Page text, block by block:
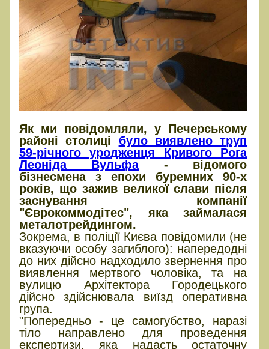
Як ми повідомляли, у Печерському
районі столиці було виявлено труп
59-річного уродженця Кривого Рога
Леоніда Вульфа- відомого
бізнесмена з епохи буремних 90-х
років, що зажив великої слави після
заснування компанії
"Єврокоммодітес", яка займалася
металотрейдингом.
Зокрема, в поліції Києва повідомили (не
вказуючи особу загиблого): напередодні
до них дійсно надходило звернення про
виявлення мертвого чоловіка, та на
вулицю Архітектора Городецького
дійсно здійснювала виїзд оперативна
група.
"Попередньо - це самогубство, наразі
тіло направлено для проведення
експертизи, яка надасть остаточну